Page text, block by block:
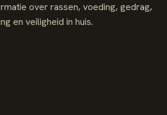
over rassen, voeding, gedrag,
en veiligheid in huis.